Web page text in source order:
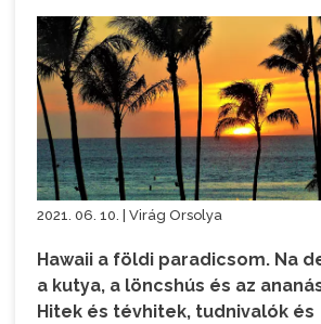
2021. 06. 10. | Virág Orsolya
Hawaii a földi paradicsom. Na
a kutya, a löncshús és az
Hitek és tévhitek, tudnivalók és